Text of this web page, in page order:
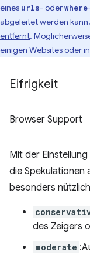
eines urls- oderwhere
abgeleitet werden kann,
entfernt.
einigen Websites oder
Eifrigkeit
Browser Support
Mit der Einstellung
die Spekulationen
besonders
des Zeigers
moderate